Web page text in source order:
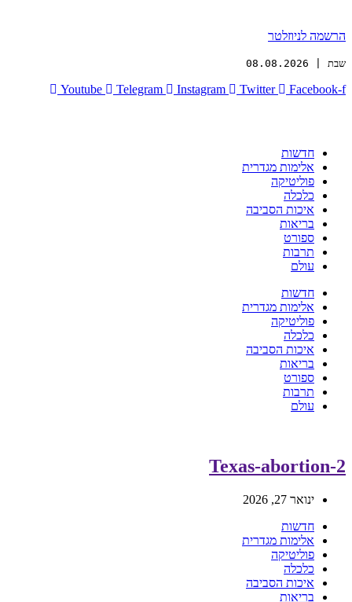
הרשמה לניוזלטר
שבת | 08.08.2026
Youtube Telegram Instagram Twitter Facebook-f
חדשות
אלימות מגדרית
פוליטיקה
כלכלה
איכות הסביבה
בריאות
ספורט
תרבות
עולם
חדשות
אלימות מגדרית
פוליטיקה
כלכלה
איכות הסביבה
בריאות
ספורט
תרבות
עולם
Texas-abortion-2
ינואר 27, 2026
חדשות
אלימות מגדרית
פוליטיקה
כלכלה
איכות הסביבה
בריאות